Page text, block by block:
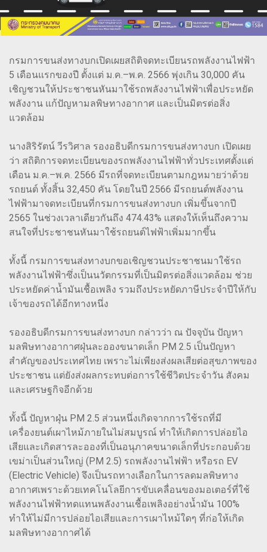
กรมการขนส่งทางบกเปิดเผยสถิติจดทะเบียนรถพลังงานไฟฟ้า
5 เดือนแรกของปี ตั้งแต่ ม.ค.–พ.ค. 2566 พุ่งเกิน 30,000 คัน
เชิญชวนให้ประชาชนหันมาใช้รถพลังงานไฟฟ้าเพื่อประหยัด
พลังงาน แก้ปัญหามลพิษทางอากาศ และเป็นมิตรต่อสิ่ง
แวดล้อม
นางสิริรัตน์ วีรวิศาล รองอธิบดีกรมการขนส่งทางบก เปิดเผย
ว่า สถิติการจดทะเบียนของรถพลังงานไฟฟ้าทั่วประเทศตั้งแต่
เดือน ม.ค.–พ.ค. 2566 มีรถที่จดทะเบียนตามกฎหมายว่าด้วย
รถยนต์ ทั้งสิ้น 32,450 คัน โดยในปี 2566 มีรถยนต์พลังงาน
ไฟฟ้ามาจดทะเบียนที่กรมการขนส่งทางบก เพิ่มขึ้นจากปี
2565 ในช่วงเวลาเดียวกันถึง 474.43% แสดงให้เห็นถึงความ
สนใจที่ประชาชนหันมาใช้รถยนต์ไฟฟ้าเพิ่มมากขึ้น
ทั้งนี้ กรมการขนส่งทางบกขอเชิญชวนประชาชนมาใช้รถ
พลังงานไฟฟ้าซึ่งเป็นนวัตกรรมที่เป็นมิตรต่อสิ่งแวดล้อม ช่วย
ประหยัดค่าน้ำมันเชื้อเพลิง รวมถึงประหยัดภาษีประจำปีให้กับ
เจ้าของรถได้อีกทางหนึ่ง
รองอธิบดีกรมการขนส่งทางบก กล่าวว่า ณ ปัจจุบัน ปัญหา
มลพิษทางอากาศฝุ่นละอองขนาดเล็ก PM 2.5 เป็นปัญหา
สำคัญของประเทศไทย เพราะไม่เพียงส่งผลเสียต่อสุขภาพของ
ประชาชน แต่ยังส่งผลกระทบต่อการใช้ชีวิตประจำวัน สังคม
และเศรษฐกิจอีกด้วย
ทั้งนี้ ปัญหาฝุ่น PM 2.5 ส่วนหนึ่งเกิดจากการใช้รถที่มี
เครื่องยนต์เผาไหม้ภายในไม่สมบูรณ์ ทำให้เกิดการปล่อยไอ
เสียและเกิดสารละอองที่เป็นอนุภาคขนาดเล็กที่ประกอบด้วย
เขม่าเป็นส่วนใหญ่ (PM 2.5) รถพลังงานไฟฟ้า หรือรถ EV
(Electric Vehicle) จึงเป็นรถทางเลือกในการลดมลพิษทาง
อากาศเพราะด้วยเทคโนโลยีการขับเคลื่อนของมอเตอร์ที่ใช้
พลังงานไฟฟ้าทดแทนพลังงานเชื้อเพลิงอย่างน้ำมัน 100%
ทำให้ไม่มีการปล่อยไอเสียและการเผาไหม้ใดๆ ที่ก่อให้เกิด
มลพิษทางอากาศได้